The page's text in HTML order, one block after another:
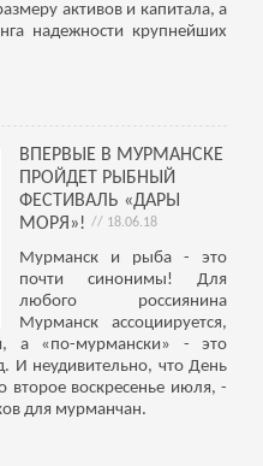
активов и капитала, а
надежности крупнейших
ВПЕРВЫЕ В МУРМАНСКЕ
ПРОЙДЕТ РЫБНЫЙ
ФЕСТИВАЛЬ «ДАРЫ
МОРЯ»! // 18.06.18
Мурманск и рыба - это
почти синонимы! Для
любого россиянина
Мурманск ассоциируется,
а «по-мурмански» - это
И неудивительно, что День
второе воскресенье июля, -
для мурманчан.